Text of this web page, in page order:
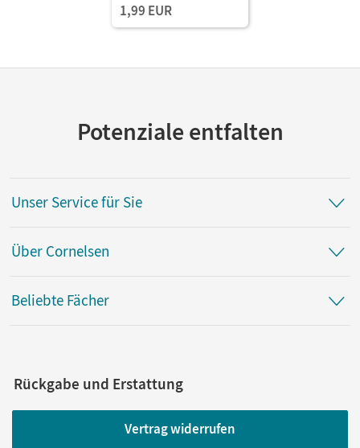
1,99 EUR
Potenziale entfalten
Unser Service für Sie
Über Cornelsen
Beliebte Fächer
Rückgabe und Erstattung
Vertrag widerrufen